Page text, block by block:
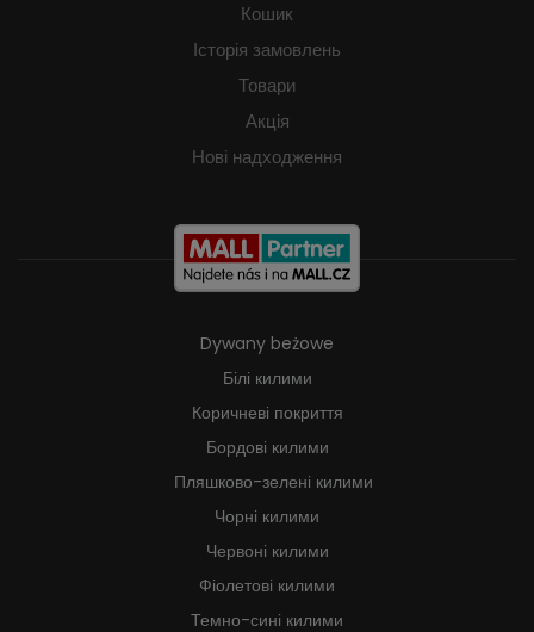
Кошик
Історія замовлень
Товари
Акція
Нові надходження
Dywany beżowe
Білі килими
Коричневі покриття
Бордові килими
Пляшково-зелені килими
Чорні килими
Червоні килими
Фіолетові килими
Темно-сині килими